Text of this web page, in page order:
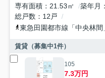
専有面積
21.53㎡ 築年月
総戸数
12戸
東急田園都市線 「中央林間
賃貸（募集中1件）
105
7.3万円